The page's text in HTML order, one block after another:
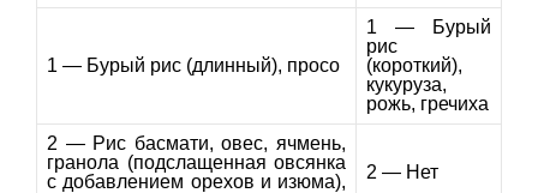
1 — Бурый рис (длинный), просо
1 — Бурый
рис
(короткий),
кукуруза,
рожь, гречиха
2 — Рис басмати, овес, ячмень,
гранола (подслащенная овсянка
с добавлением орехов и изюма),
2 — Нет